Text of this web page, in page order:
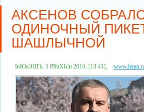
АКСЕНОВ
ОДИНОЧНЫЙ
ШАШЛЫЧНОЙ
ІвЮаЭШЪ, 5 РЯаХЫп 2016, [13:41],